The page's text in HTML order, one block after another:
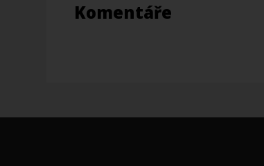
Komentáře